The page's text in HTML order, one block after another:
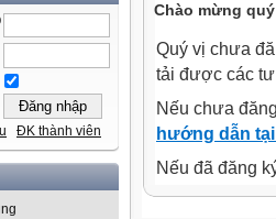
ĐK thành viên
Chào mừng
Quý vị chưa
tải được các
Nếu chưa
hướng dẫn
Nếu đã đăng